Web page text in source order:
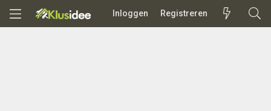
Inloggen Registreren